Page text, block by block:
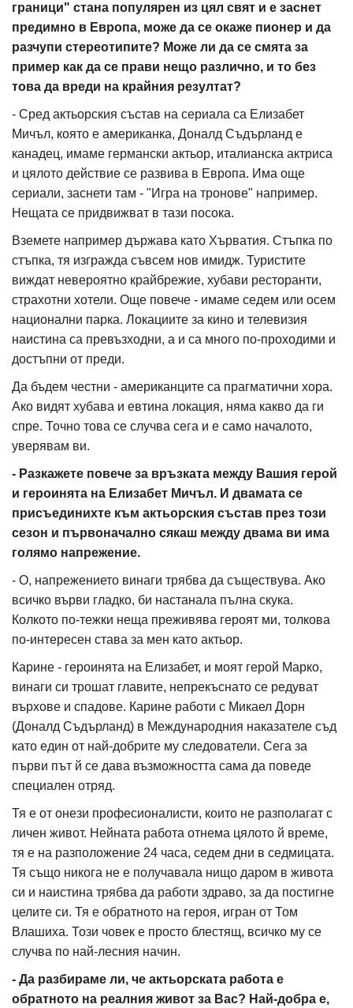
граници" стана популярен из цял свят и е заснет
предимно в Европа, може да се окаже пионер и да
разчупи стереотипите? Може ли да се смята за
пример как да се прави нещо различно, и то без
това да вреди на крайния резултат?
- Сред актьорския състав на сериала са Елизабет
Мичъл, която е американка, Доналд Съдърланд е
канадец, имаме германски актьор, италианска актриса
и цялото действие се развива в Европа. Има още
сериали, заснети там - "Игра на тронове" например.
Нещата се придвижват в тази посока.
Вземете например държава като Хърватия. Стъпка по
стъпка, тя изгражда съвсем нов имидж. Туристите
виждат невероятно крайбрежие, хубави ресторанти,
страхотни хотели. Още повече - имаме седем или осем
национални парка. Локациите за кино и телевизия
наистина са превъзходни, а и са много по-проходими и
достъпни от преди.
Да бъдем честни - американците са прагматични хора.
Ако видят хубава и евтина локация, няма какво да ги
спре. Точно това се случва сега и е само началото,
уверявам ви.
- Разкажете повече за връзката между Вашия герой
и героинята на Елизабет Мичъл. И двамата се
присъединихте към актьорския състав през този
сезон и първоначално сякаш между двама ви има
голямо напрежение.
- О, напрежението винаги трябва да съществува. Ако
всичко върви гладко, би настанала пълна скука.
Колкото по-тежки неща преживява героят ми, толкова
по-интересен става за мен като актьор.
Карине - героинята на Елизабет, и моят герой Марко,
винаги си трошат главите, непрекъснато се редуват
върхове и спадове. Карине работи с Микаел Дорн
(Доналд Съдърланд) в Международния наказателе съд
като един от най-добрите му следователи. Сега за
първи път й се дава възможността сама да поведе
специален отряд.
Тя е от онези професионалисти, които не разполагат с
личен живот. Нейната работа отнема цялото й време,
тя е на разположение 24 часа, седем дни в седмицата.
Тя също никога не е получавала нищо даром в живота
си и наистина трябва да работи здраво, за да постигне
целите си. Тя е обратното на героя, игран от Том
Влашиха. Този човек е просто блестящ, всичко му се
случва по най-лесния начин.
- Да разбираме ли, че актьорската работа е
обратното на реалния живот за Вас? Най-добра е,